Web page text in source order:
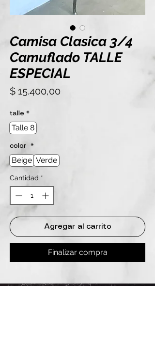
Camisa Clasica 3/4
Camuflado TALLE
ESPECIAL
$ 15.400,00Precio
talle *
Talle 8
color *
Beige Verde
Cantidad *
Agregar al carrito
Finalizar compra